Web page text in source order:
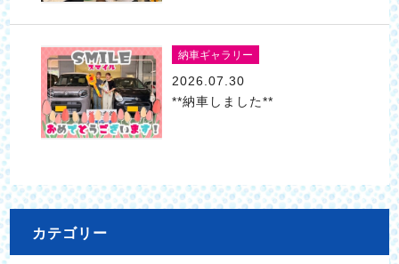
納車ギャラリー
2026.07.30
**納車しました**
カテゴリー